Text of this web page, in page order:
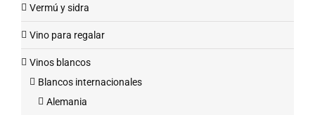
Vermú y sidra
Vino para regalar
Vinos blancos
Blancos internacionales
Alemania